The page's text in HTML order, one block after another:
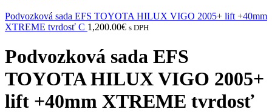
Podvozková sada EFS TOYOTA HILUX VIGO 2005+ lift +40mm
XTREME tvrdosť C 1,200.00€ s DPH
Podvozková sada EFS
TOYOTA HILUX VIGO 2005+
lift +40mm XTREME tvrdosť